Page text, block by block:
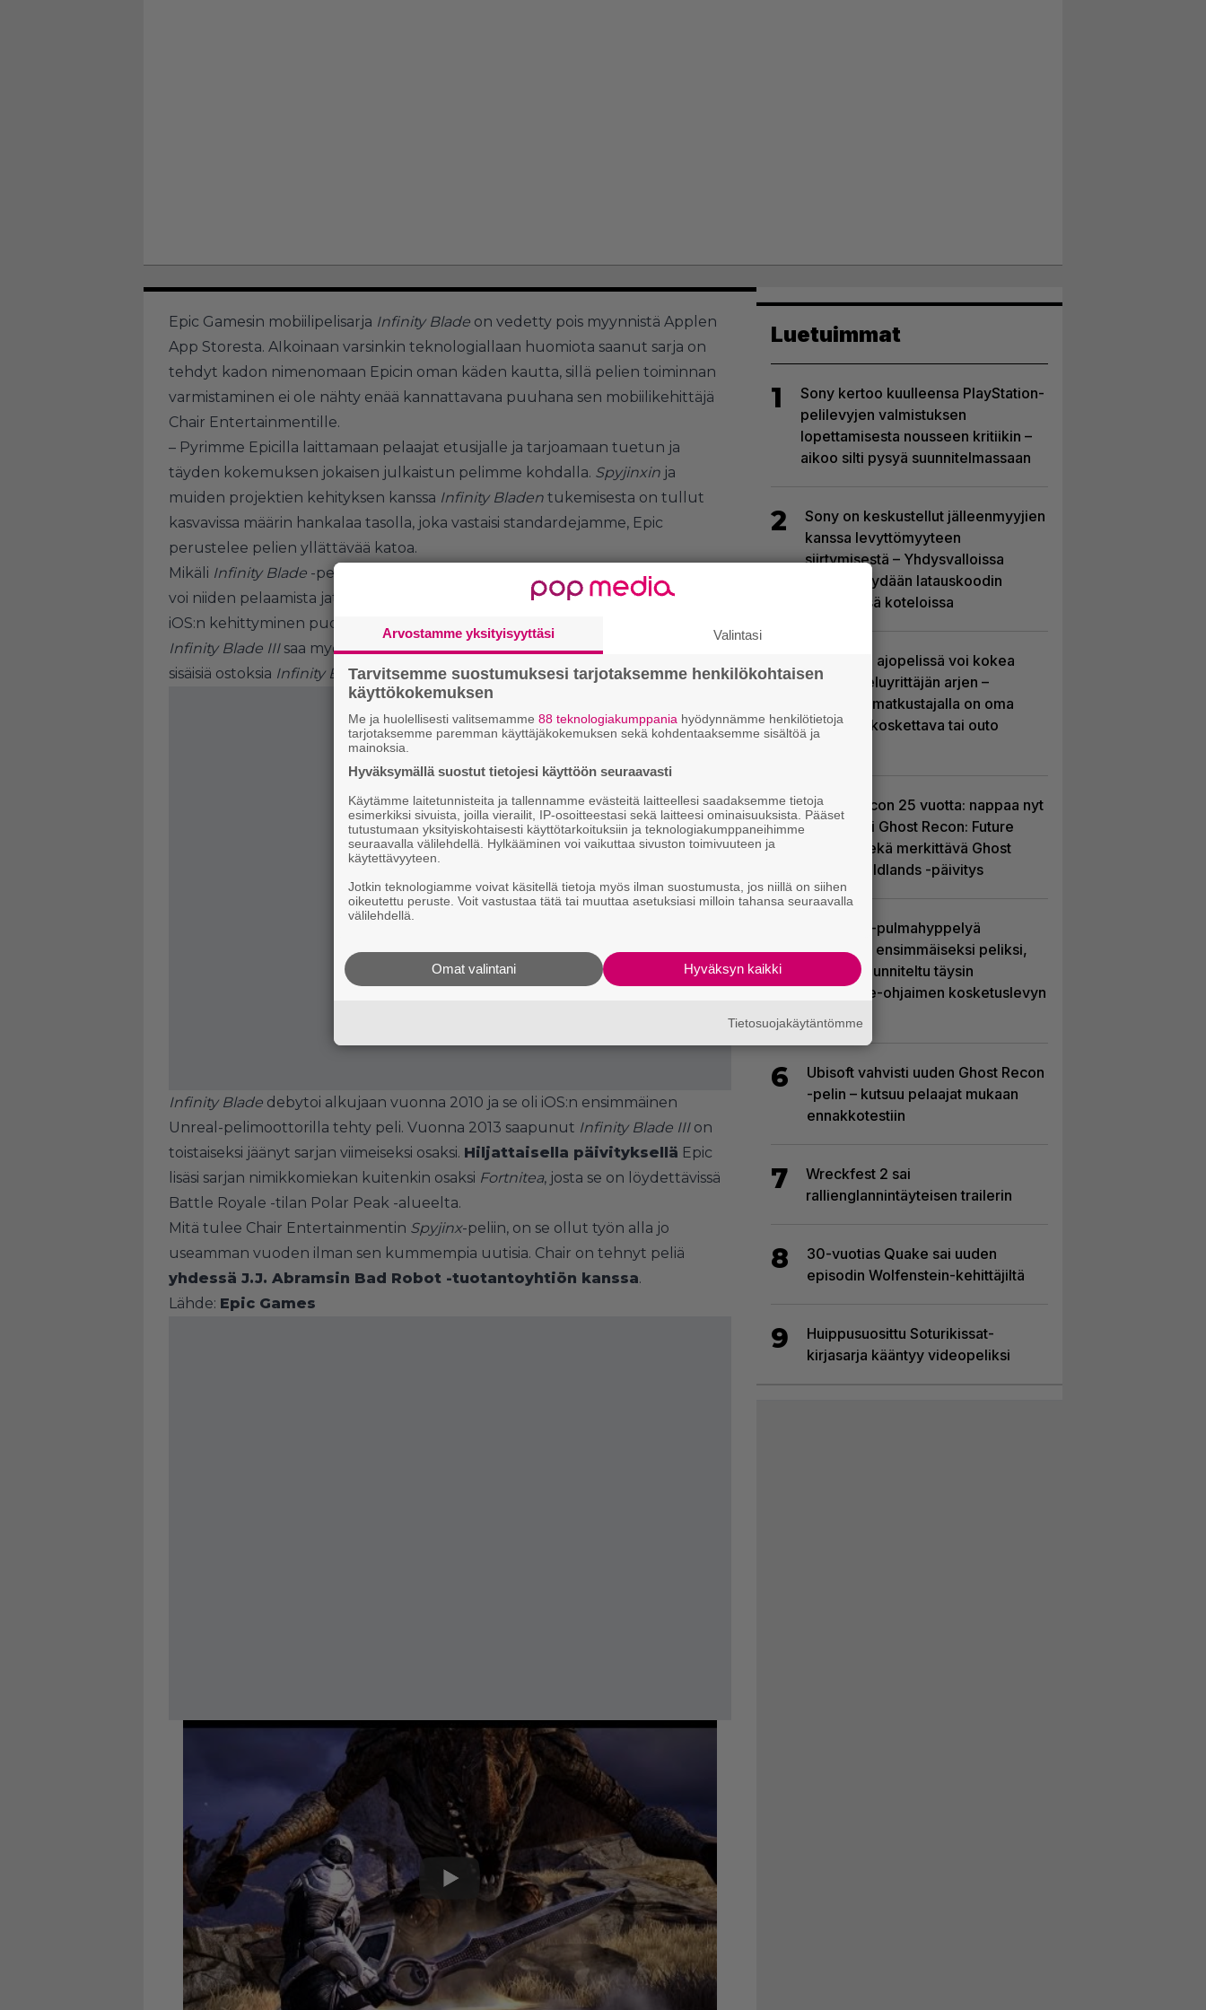
Epic Gamesin mobiilipelisarja Infinity Blade on vedetty pois myynnistä Applen
App Storesta. AIkoinaan varsinkin teknologiallaan huomiota saanut sarja on
tehdyt kadon nimenomaan Epicin oman käden kautta, sillä pelien toiminnan
varmistaminen ei ole nähty enää kannattavana puuhana sen mobiilikehittäjä
Chair Entertainmentille.
– Pyrimme Epicilla laittamaan pelaajat etusijalle ja tarjoamaan tuetun ja
täyden kokemuksen jokaisen julkaistun pelimme kohdalla. Spyjinxin ja
muiden projektien kehityksen kanssa Infinity Bladen tukemisesta on tullut
kasvavissa määrin hankalaa tasolla, joka vastaisi standardejamme, Epic
perustelee pelien yllättävää katoa.
Mikäli Infinity Blade -pelejä ehti ostamaan ennen niiden poistumista myynnistä,
voi niiden pelaamista jatkaa toki vastaisuudessakin ainakin siihen asti, kunnes
iOS:n kehittyminen pudottaa mahdollisesti taas tuen vanhemmille peleille.
Infinity Blade IIIsaa myös vielä pieniä yllätyksiä viimeisellä päivityksellä. Pelien
sisäisiä ostoksia Infinity Bladeteivät enää tue.
Infinity Blade debytoi alkujaan vuonna 2010 ja se oli iOS:n ensimmäinen
Unreal-pelimoottorilla tehty peli. Vuonna 2013 saapunut Infinity Blade IIIon
toistaiseksi jäänyt sarjan viimeiseksi osaksi. Hiljattaisella päivityksellä Epic
lisäsi sarjan nimikkomiekan kuitenkin osaksi Fortnitea, josta se on löydettävissä
Battle Royale -tilan Polar Peak -alueelta.
Mitä tulee Chair Entertainmentin Spyjinx-peliin, on se ollut työn alla jo
useamman vuoden ilman sen kummempia uutisia. Chair on tehnyt peliä
yhdessä J.J. Abramsin Bad Robot -tuotantoyhtiön kanssa.
Lähde: Epic Games
Luetuimmat
1
Sony kertoo kuulleensa PlayStation-
pelilevyjen valmistuksen
lopettamisesta nousseen kritiikin –
aikoo silti pysyä suunnitelmassaan
2
Sony on keskustellut jälleenmyyjien
kanssa levyttömyyteen
siirtymisestä – Yhdysvalloissa
pelejä myydään latauskoodin
sisältävissä koteloissa
3
Tulevassa ajopelissä voi kokea
kyytipalveluyrittäjän arjen –
jokaisella matkustajalla on oma
hulvaton, koskettava tai outo
4
Ghost Recon 25 vuotta: nappaa nyt
ilmaiseksi Ghost Recon: Future
Soldier sekä merkittävä Ghost
Recon Wildlands -päivitys
Uutta PS5-pulmahyppelyä
kuvaillaan ensimmäiseksi peliksi,
joka on suunniteltu täysin
DualSense-ohjaimen kosketuslevyn
ympärille
6
Ubisoft vahvisti uuden Ghost Recon
-pelin – kutsuu pelaajat mukaan
ennakkotestiin
7
Wreckfest 2 sai
rallienglannintäyteisen trailerin
8
30-vuotias Quake sai uuden
episodin Wolfenstein-kehittäjiltä
9
Huippusuosittu Soturikissat-
kirjasarja kääntyy videopeliksi
Arvostamme yksityisyyttäsi Valintasi
Tarvitsemme suostumuksesi tarjotaksemme henkilökohtaisen
käyttökokemuksen
Me ja huolellisesti valitsemamme 88 teknologiakumppania hyödynnämme henkilötietoja
tarjotaksemme paremman käyttäjäkokemuksen sekä kohdentaaksemme sisältöä ja
mainoksia.
Hyväksymällä suostut tietojesi käyttöön seuraavasti
Käytämme laitetunnisteita ja tallennamme evästeitä laitteellesi saadaksemme tietoja
esimerkiksi sivuista, joilla vierailit, IP-osoitteestasi sekä laitteesi ominaisuuksista. Pääset
tutustumaan yksityiskohtaisesti käyttötarkoituksiin ja teknologiakumppaneihimme
seuraavalla välilehdellä. Hylkääminen voi vaikuttaa sivuston toimivuuteen ja
käytettävyyteen.
Jotkin teknologiamme voivat käsitellä tietoja myös ilman suostumusta, jos niillä on siihen
oikeutettu peruste. Voit vastustaa tätä tai muuttaa asetuksiasi milloin tahansa seuraavalla
välilehdellä.
Hyväksyn kaikki
Omat valintani
Tietosuojakäytäntömme